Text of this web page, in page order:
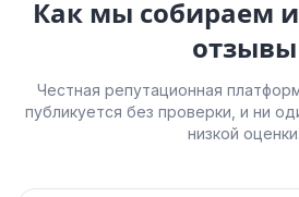
Как мы собираем
отзывы
Честная репутационная
публикуется без проверки, и ни
низкой оценки.